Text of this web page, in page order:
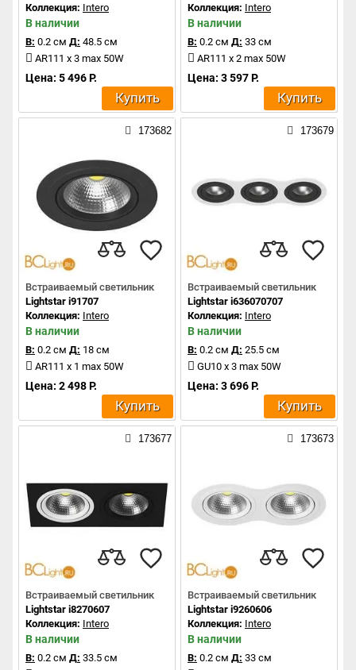
Коллекция: Intero
В наличии
В: 0.2 см Д: 48.5 см
AR111 x 3 max 50W
Цена: 5 496 Р.
Купить
Коллекция: Intero
В наличии
В: 0.2 см Д: 33 см
AR111 x 2 max 50W
Цена: 3 597 Р.
Купить
173682
Встраиваемый светильник
Lightstar i91707
Коллекция: Intero
В наличии
В: 0.2 см Д: 18 см
AR111 x 1 max 50W
Цена: 2 498 Р.
Купить
173679
Встраиваемый светильник
Lightstar i636070707
Коллекция: Intero
В наличии
В: 0.2 см Д: 25.5 см
GU10 x 3 max 50W
Цена: 3 696 Р.
Купить
173677
Встраиваемый светильник
Lightstar i8270607
Коллекция: Intero
В наличии
В: 0.2 см Д: 33.5 см
173673
Встраиваемый светильник
Lightstar i9260606
Коллекция: Intero
В наличии
В: 0.2 см Д: 33 см